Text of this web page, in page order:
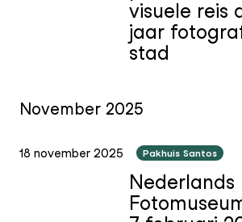
visuele reis
jaar
stad
November 2025
18 november 2025 Pakhuis Santos
Nederlands